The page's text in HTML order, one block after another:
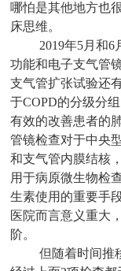
哪怕是其他地方也
床思维。
2019年5月和
功能和电子支气管
支气管扩张试验还
于COPD的分级分
有效的改善患者的
管镜检查对于中央
和支气管内膜结核
用于病原微生物检
生素使用的重要手
医院而言意义重大
阶。
但随着时间推